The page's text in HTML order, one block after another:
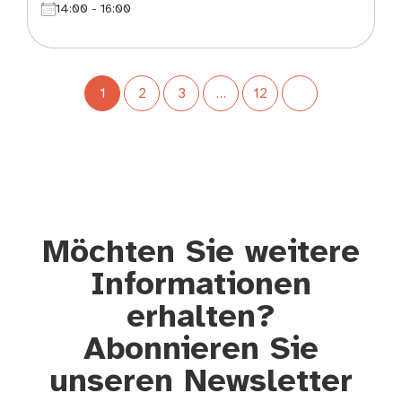
14:00 - 16:00
1 2 3 … 12
Möchten Sie weitere
Informationen
erhalten?
Abonnieren Sie
unseren Newsletter